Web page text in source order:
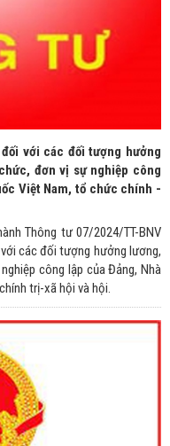
với các đối tượng hưởng
đơn vị sự nghiệp công
Việt Nam, tổ chức chính -
Thông tư 07/2024/TT-BNV
các đối tượng hưởng lương,
công lập của Đảng, Nhà
trị-xã hội và hội.